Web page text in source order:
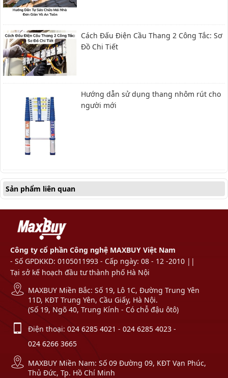
Cách Đấu Điện Cầu Thang 2 Công Tắc: Sơ
Đồ Chi Tiết
Hướng dẫn sử dụng thang nhôm rút cho
người mới
Sản phẩm liên quan
Công ty cổ phần Công nghệ MAXBUY Việt Nam
- Số GPDKKD: 0105011993 - Cấp ngày: 08 - 12 -2010 ||
Tại sở kế hoạch đầu tư thành phố Hà Nội
MAXBUY Miền Bắc: Số 19, Lô 1C, Đường Trung Yên
11D, KĐT Trung Yên, Cầu Giấy, Hà Nội.
(Số 19, Ngõ 40, Trung Kính - Có chỗ đậu ôtô)
Điện thoại: 024 6285 4021 - 024 6285 4023 -
024 6266 3665
MAXBUY Miền Nam: Số 09 Đường 09, KĐT Vạn Phúc,
Thủ Đức, Tp. Hồ Chí Minh